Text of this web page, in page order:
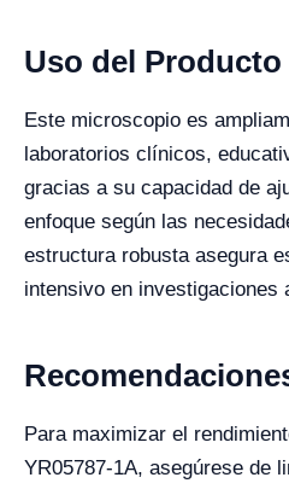
Uso del Producto
Este microscopio es
laboratorios clínicos,
gracias a su capacidad de
enfoque según las
estructura robusta asegura
intensivo en investigaciones
Para maximizar el
YR05787-1A, asegúrese de